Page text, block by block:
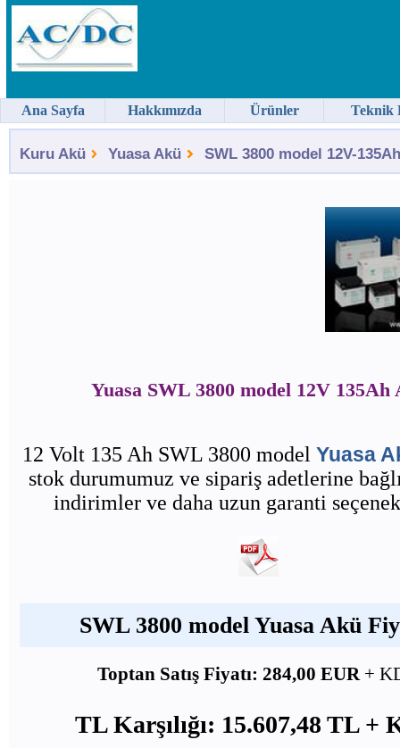
Kuru Akü Yuasa Akü SWL 3800 model 12V-
Yuasa SWL 3800 model 12V 135Ah
12 Volt 135 Ah SWL 3800 model Yuasa
stok durumumuz ve sipariş adetlerine
indirimler ve daha uzun garanti
SWL 3800 model Yuasa Akü
Toptan Satış Fiyatı: 284,00 EUR +
TL Karşılığı: 15.607,48 TL +
Ana Sayfa Hakkımızda Ürünler Teknik